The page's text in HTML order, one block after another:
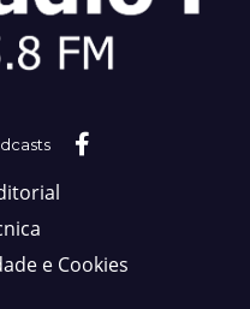
e Cookies